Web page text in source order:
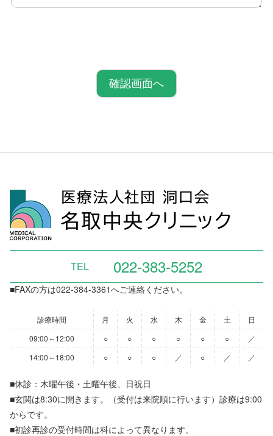
TEL 022-383-5252
■FAXの方は022-384-3361へご連絡ください。
診療時間 月 火 水 木 金 土
日
09:00～12:00
○ ○ ○ ○ ○ ○
／
14:00～18:00
○ ○ ○ ／ ○ ／ ／
■休診：木曜午後・土曜午後、日祝日
■玄関は8:30に開きます。（受付は来院順に行います）診療は9:00
からです。
■初診再診の受付時間は科によって異なります。